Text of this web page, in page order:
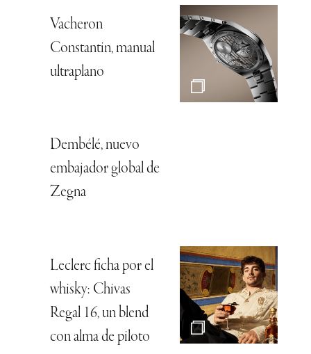
Vacheron
Constantin, manual
ultraplano
Dembélé, nuevo
embajador global de
Zegna
Leclerc ficha por el
whisky: Chivas
Regal 16, un blend
con alma de piloto